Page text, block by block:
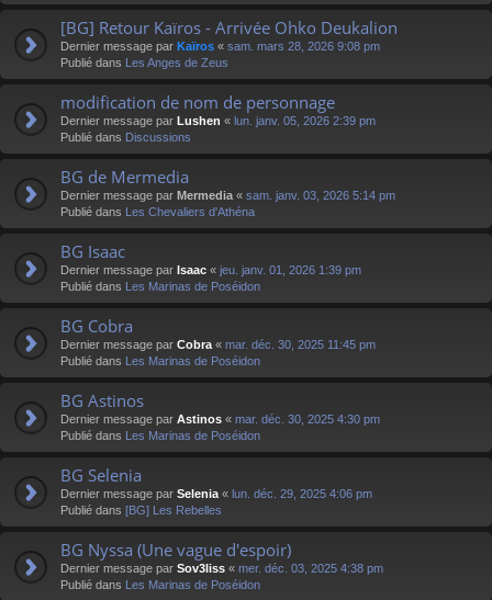
[BG] Retour Kaïros - Arrivée Ohko Deukalion
Dernier message par Kaïros « sam. mars 28, 2026 9:08 pm
Publié dans Les Anges de Zeus
modification de nom de personnage
Dernier message par Lushen « lun. janv. 05, 2026 2:39 pm
Publié dans Discussions
BG de Mermedia
Dernier message par Mermedia « sam. janv. 03, 2026 5:14 pm
Publié dans Les Chevaliers d'Athéna
BG Isaac
Dernier message par Isaac « jeu. janv. 01, 2026 1:39 pm
Publié dans Les Marinas de Poséidon
BG Cobra
Dernier message par Cobra « mar. déc. 30, 2025 11:45 pm
Publié dans Les Marinas de Poséidon
BG Astinos
Dernier message par Astinos « mar. déc. 30, 2025 4:30 pm
Publié dans Les Marinas de Poséidon
BG Selenia
Dernier message par Selenia « lun. déc. 29, 2025 4:06 pm
Publié dans [BG] Les Rebelles
BG Nyssa (Une vague d'espoir)
Dernier message par Sov3liss « mer. déc. 03, 2025 4:38 pm
Publié dans Les Marinas de Poséidon